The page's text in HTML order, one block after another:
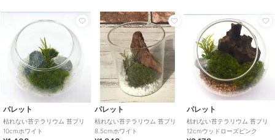
パレット
枯れない苔テラリウム 苔プリ
10cmホワイト
パレット
枯れない苔テラリウム 苔プリ
8.5cmホワイト
パレット
枯れない苔テラリウム 苔プリ
12cmウッドローズピンク